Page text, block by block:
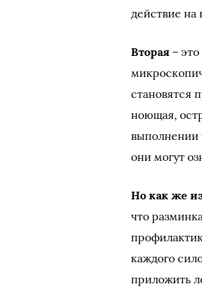
действие на
Вторая –
становятся
ноющая,
выполнении
они могут
Но как же
что
каждого
приложить